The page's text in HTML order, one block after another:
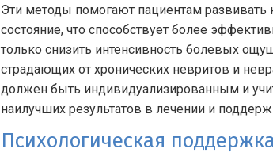
Эти методы помогают пациентам
состояние, что способствует более
только снизить интенсивность болевых
страдающих от хронических невритов и
должен быть индивидуализированным и
наилучших результатов в лечении и
Психологическая